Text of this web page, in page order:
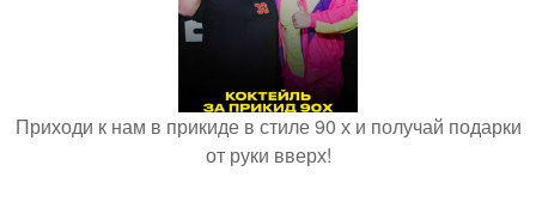
Приходи к нам в прикиде в стиле 90 х и получай подарки
от руки вверх!